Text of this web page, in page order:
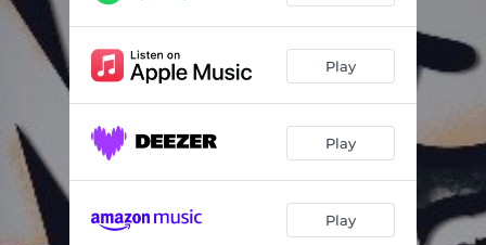
Medio Mexicano, Medio Italiano 00:57
Buscando Empleo en España Parte 1 01:09
Dos Cosas a la Vez
Las Chonis 00:25
Play
Play
Play